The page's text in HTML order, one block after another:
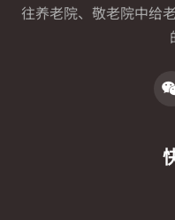
往养老院、敬老院中给